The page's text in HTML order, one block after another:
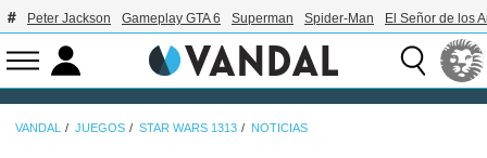
Peter Jackson Gameplay GTA 6 Superman Spider-Man El Señor de los
VANDAL JUEGOS STAR WARS 1313 NOTICIAS